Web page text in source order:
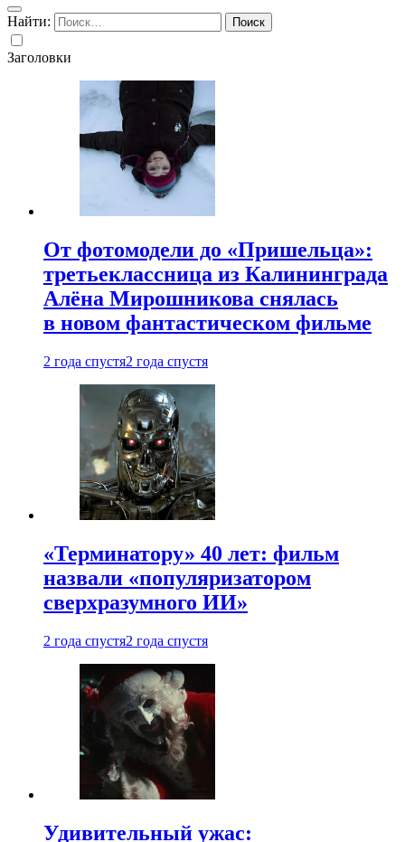
Найти:
Заголовки
От фотомодели до «Пришельца»:
третьеклассница из Калининграда
Алёна Мирошникова снялась
в новом фантастическом фильме
2 года спустя2 года спустя
«Терминатору» 40 лет: фильм
назвали «популяризатором
сверхразумного ИИ»
2 года спустя2 года спустя
Удивительный ужас: